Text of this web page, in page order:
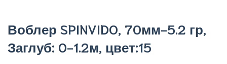
Воблер SPINVIDO, 70мм-5.2 гр,
Заглуб: 0-1.2м, цвет:15